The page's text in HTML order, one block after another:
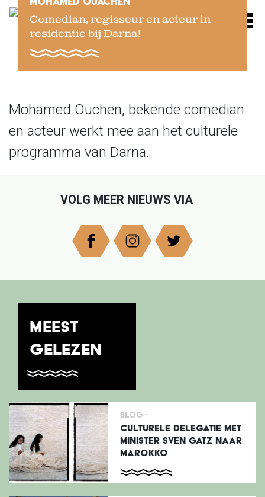
to
main
M
Comedian, regisseur en acteur in
residentie bij Darna!
Mohamed Ouchen, bekende comedian
en acteur werkt mee aan het culturele
programma van Darna.
VOLG MEER NIEUWS VIA
MEEST
GELEZEN
Blog -
CULTURELE DELEGATIE MET
MINISTER SVEN GATZ NAAR
MAROKKO